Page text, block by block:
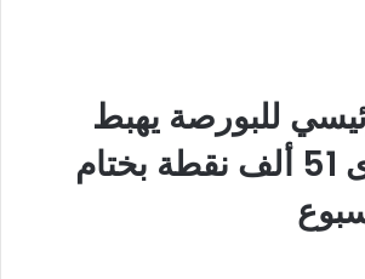
للبورصة يهبط
أدنى مستوى 51 ألف نقطة بختام